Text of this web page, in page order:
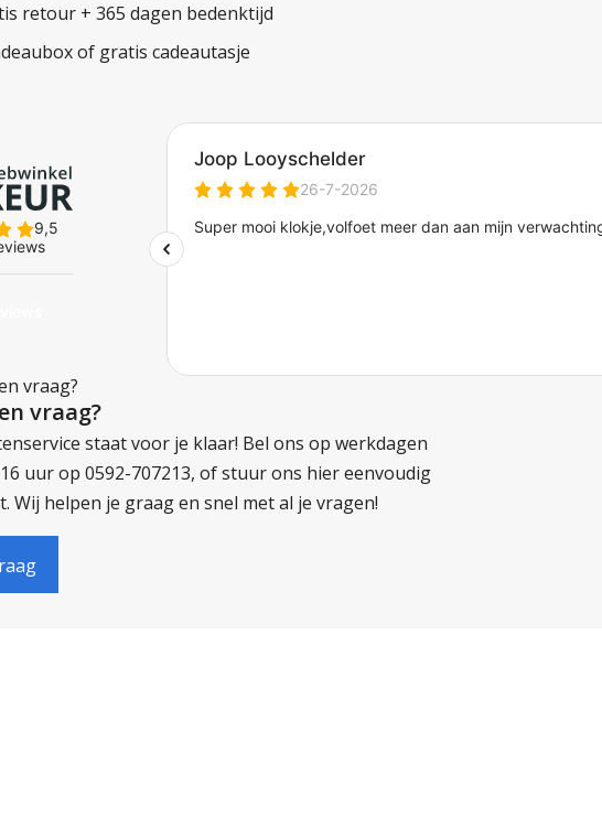
retour + 365 dagen bedenktijd
of gratis cadeautasje
vraag?
staat voor je klaar! Bel ons op werkdagen
uur op 0592-707213, of stuur ons hier eenvoudig
Wij helpen je graag en snel met al je vragen!